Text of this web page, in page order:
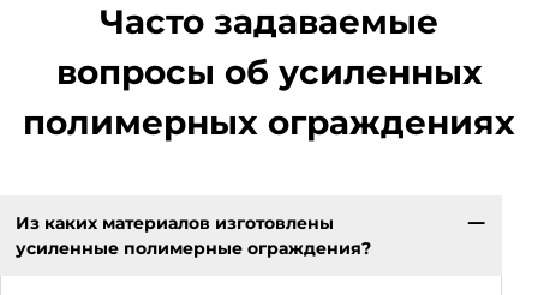
Часто задаваемые
вопросы об усиленных
полимерных ограждениях
Из каких материалов изготовлены
усиленные полимерные ограждения?